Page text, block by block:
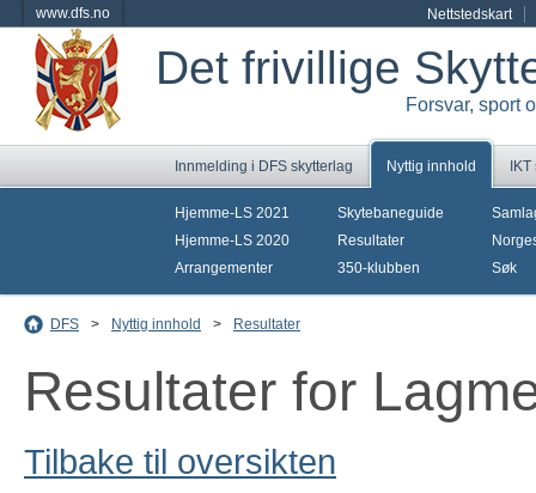
www.dfs.no Nettstedskart
Det frivillige
Forsvar, sport
Innmelding i DFS skytterlag Nyttig innhold
Hjemme-LS 2021
Hjemme-LS 2020
Arrangementer
Skytebaneguide
Resultater
350-klubben
Søk
DFS > Nyttig innhold > Resultater
Resultater for
Tilbake til oversikten